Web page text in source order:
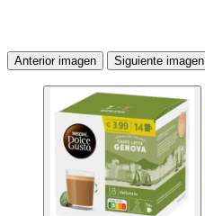
Anterior imagen Siguiente imagen